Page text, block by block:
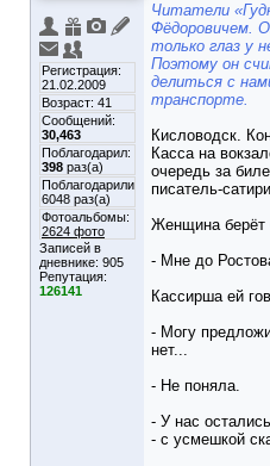
Регистрация:
21.02.2009
Возраст: 41
Сообщений:
30,463
Поблагодарил:
398 раз(а)
Поблагодарили
6048 раз(а)
Фотоальбомы:
2624 фото
Записей в
дневнике: 905
Репутация:
126141
Читатели
Фёдоровичем.
только глаз у
Поэтому он
делиться с
транспорте.
Кисловодск.
Касса на
очередь за
писатель-
Женщина берёт
- Мне до
Кассирша ей
- Могу
нет...
- Не поняла.
- У нас
- с усмешкой